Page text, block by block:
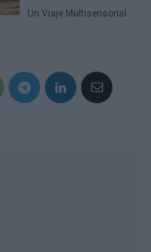
Un Viaje Multisensorial